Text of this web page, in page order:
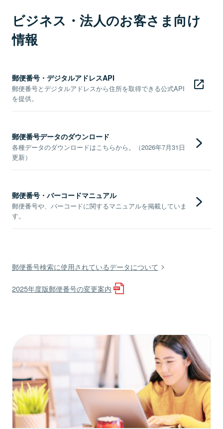
ビジネス・法人のお客さま向け
情報
郵便番号・デジタルアドレスAPI
郵便番号とデジタルアドレスから住所を取得できる公式API
を提供。
郵便番号データのダウンロード
各種データのダウンロードはこちらから。（2026年7月31日
更新）
郵便番号・バーコードマニュアル
郵便番号や、バーコードに関するマニュアルを掲載していま
す。
郵便番号検索に使用されているデータについて
2025年度版郵便番号の変更案内